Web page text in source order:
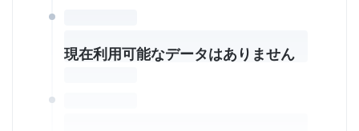
に応じて、Uniswapで発生したトレード額の0.3%から一部を受け
ム自体には取引手数料はかかりません。
現在利用可能なデータはありません